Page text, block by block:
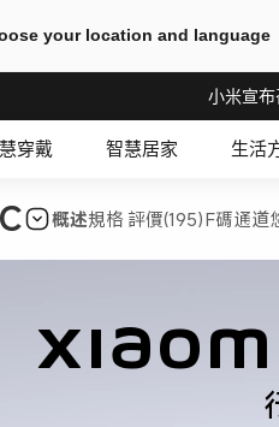
your location and language
小米宣
穿戴 智慧居家 生活
概述規格 評價(195)F碼通道
Xiaomi